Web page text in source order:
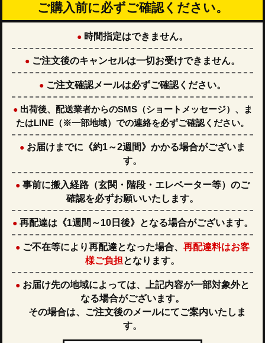
ご購入前に必ずご確認ください。
● 時間指定はできません。
● ご注文後のキャンセルは一切お受けできません。
● ご注文確認メールは必ずご確認ください。
●出荷後、配送業者からのSMS（ショートメッセージ）、ま
たはLINE（※一部地域）での連絡を必ずご確認ください。
● お届けまでに 《約1～2週間》 かかる場合がございま
す。
● 事前に搬入経路（玄関・階段・エレベーター等） のご
確認を必ずお願いいたします。
●再配達は 《1週間～10日後》 となる場合がございます。
● ご不在等により再配達となった場合、 再配達料はお客
様ご負担となります。
● お届け先の地域によっては、上記内容が一部対象外と
なる場合がございます。
その場合は、ご注文後のメールにてご案内いたしま
す。